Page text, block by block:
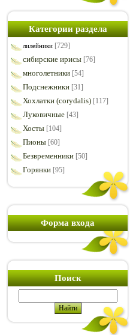
Категории раздела
лилейники [729]
сибирские ирисы [76]
многолетники [54]
Подснежники [31]
Хохлатки (corydalis) [117]
Луковичные [43]
Хосты [104]
Пионы [60]
Безвременники [50]
Горянки [95]
Форма входа
Поиск